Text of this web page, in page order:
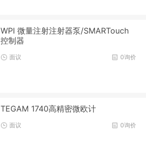
WPI 微量注射注射器泵/SMARTouch
控制器
0询价
面议
TEGAM 1740高精密微欧计
0询价
面议